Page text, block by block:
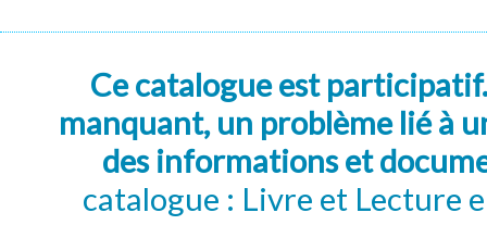
Ce catalogue est
manquant, un problème lié à
des informations et
catalogue : Livre et Lecture